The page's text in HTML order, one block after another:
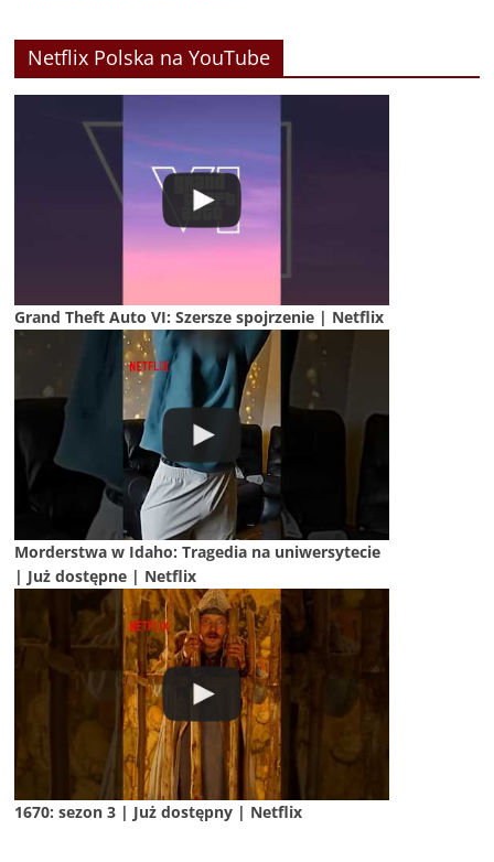
Netflix Polska na YouTube
Grand Theft Auto VI: Szersze spojrzenie | Netflix
Morderstwa w Idaho: Tragedia na uniwersytecie
| Już dostępne | Netflix
1670: sezon 3 | Już dostępny | Netflix